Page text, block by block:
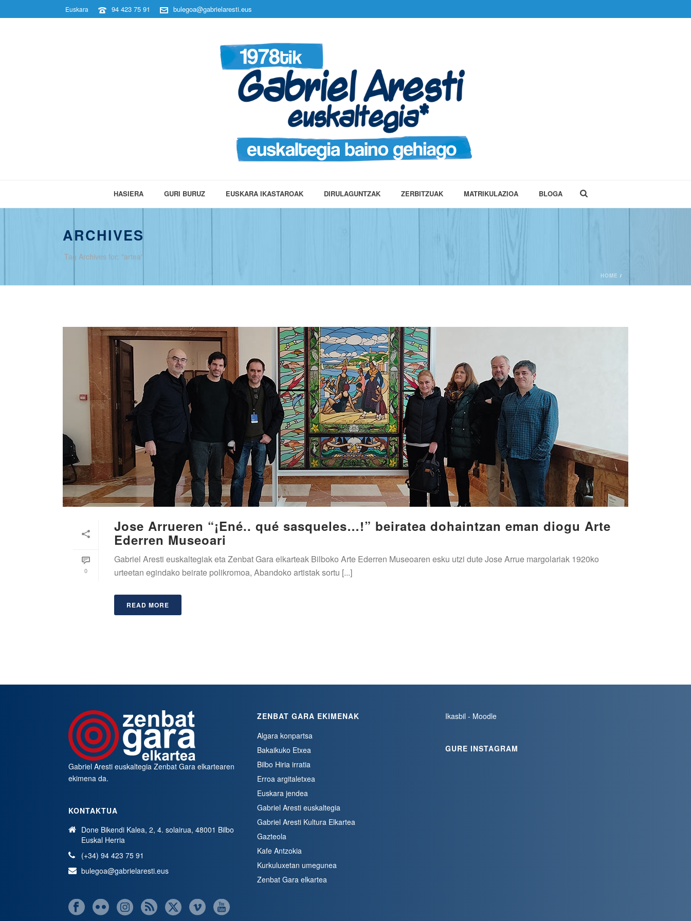
Euskara 94 423 75 91 bulegoa@gabrielaresti.eus
HASIERA GURI BURUZ EUSKARA IKASTAROAK DIRULAGUNTZAK ZERBITZUAK MATRIKULAZIOA BLOGA
ARCHIVES
Tag Archives for: "artea"
HOME /
0
Jose Arrueren “¡Ené.. qué sasqueles…!” beiratea dohaintzan eman diogu Arte
Ederren Museoari
Gabriel Aresti euskaltegiak eta Zenbat Gara elkarteak Bilboko Arte Ederren Museoaren esku utzi dute Jose Arrue margolariak 1920ko
urteetan egindako beirate polikromoa, Abandoko artistak sortu [...]
READ MORE
Gabriel Aresti euskaltegia Zenbat Gara elkartearen
ekimena da.
KONTAKTUA
Done Bikendi Kalea, 2, 4. solairua, 48001 Bilbo
Euskal Herria
(+34) 94 423 75 91
bulegoa@gabrielaresti.eus
ZENBAT GARA EKIMENAK
Algara konpartsa
Bakaikuko Etxea
Bilbo Hiria irratia
Erroa argitaletxea
Euskara jendea
Gabriel Aresti euskaltegia
Gabriel Aresti Kultura Elkartea
Gazteola
Kafe Antzokia
Kurkuluxetan umegunea
Zenbat Gara elkartea
Ikasbil - Moodle
GURE INSTAGRAM